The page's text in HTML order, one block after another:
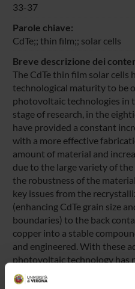
33-37
Parole chiave:
CdTe;; thin film;; solar cells
Breve descrizione dei
The CdTe thin film solar cells
technological maturity to be
photovoltaic technologies in
stage of research, in the
have provided a constant
with a more effective
amount of material and
due to the large variety of
the robustness of the
key issues from the
(enhancing CdTe grain size
boundaries) to the back
copper into a stable
and engineered. With these
photovoltaic technology has
available, due to the low
low energies used in the